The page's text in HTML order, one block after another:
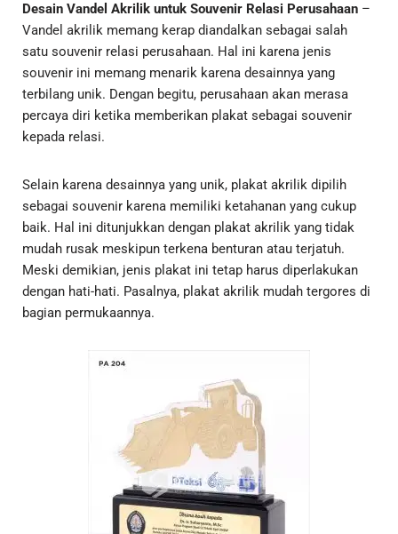
Desain Vandel Akrilik untuk Souvenir Relasi Perusahaan –
Vandel akrilik memang kerap diandalkan sebagai salah
satu souvenir relasi perusahaan. Hal ini karena jenis
souvenir ini memang menarik karena desainnya yang
terbilang unik. Dengan begitu, perusahaan akan merasa
percaya diri ketika memberikan plakat sebagai souvenir
kepada relasi.
Selain karena desainnya yang unik, plakat akrilik dipilih
sebagai souvenir karena memiliki ketahanan yang cukup
baik. Hal ini ditunjukkan dengan plakat akrilik yang tidak
mudah rusak meskipun terkena benturan atau terjatuh.
Meski demikian, jenis plakat ini tetap harus diperlakukan
dengan hati-hati. Pasalnya, plakat akrilik mudah tergores di
bagian permukaannya.